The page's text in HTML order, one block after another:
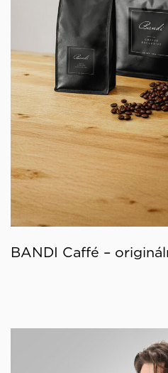
BANDI Caffé –